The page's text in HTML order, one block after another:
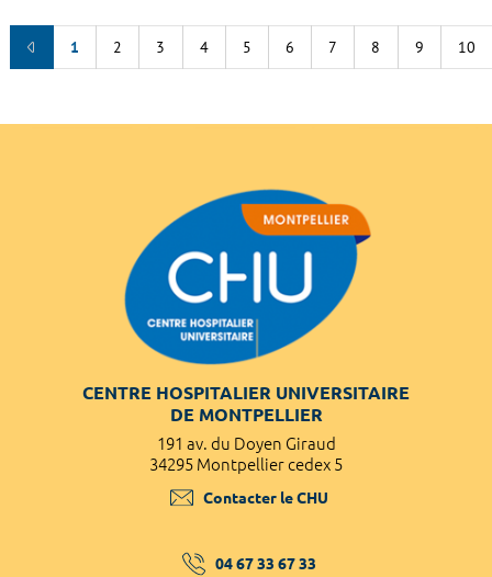
1 2 3 4 5 6 7 8 9 10
CENTRE HOSPITALIER UNIVERSITAIRE
DE MONTPELLIER
191 av. du Doyen Giraud
34295 Montpellier cedex 5
Contacter le CHU
04 67 33 67 33